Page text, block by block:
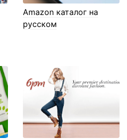
Amazon каталог на
русском